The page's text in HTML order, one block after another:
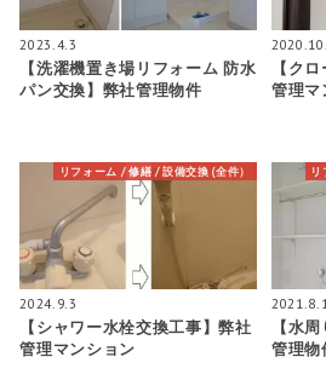
2023.4.3
【洗濯機置き場リフォーム 防水
パン交換】弊社管理物件
【ク
管理マ
リフォーム / 修繕 / 設備交換 (全件）
2024.9.3
【シャワー水栓交換工事】弊社
管理マンション
リ
【水
管理物